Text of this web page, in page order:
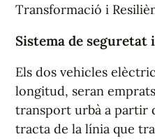
Transformació i
Sistema de
Els dos vehicles
longitud, seran
transport urbà a partir
tracta de la línia que